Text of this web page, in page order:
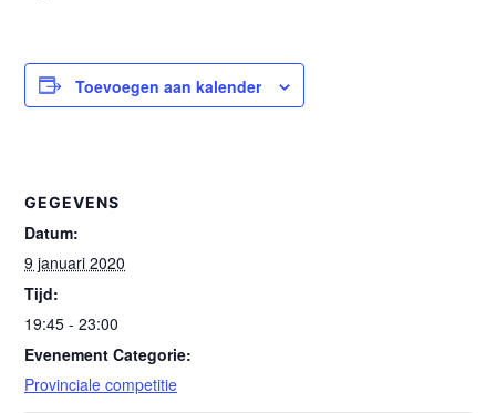
Toevoegen aan kalender
GEGEVENS
Datum:
9 januari 2020
Tijd:
19:45 - 23:00
Evenement Categorie:
Provinciale competitie